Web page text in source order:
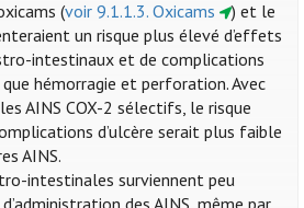
(voir 9.1.1.3. Oxicams
) et le
un risque plus élevé d’effets
intestinaux et de complications
hémorragie et perforation. Avec
AINS COX-2 sélectifs, le risque
d’ulcère serait plus faible
AINS.
intestinales surviennent peu